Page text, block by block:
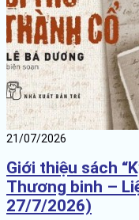
21/07/2026
Giới thiệu sách
Thương binh –
27/7/2026)